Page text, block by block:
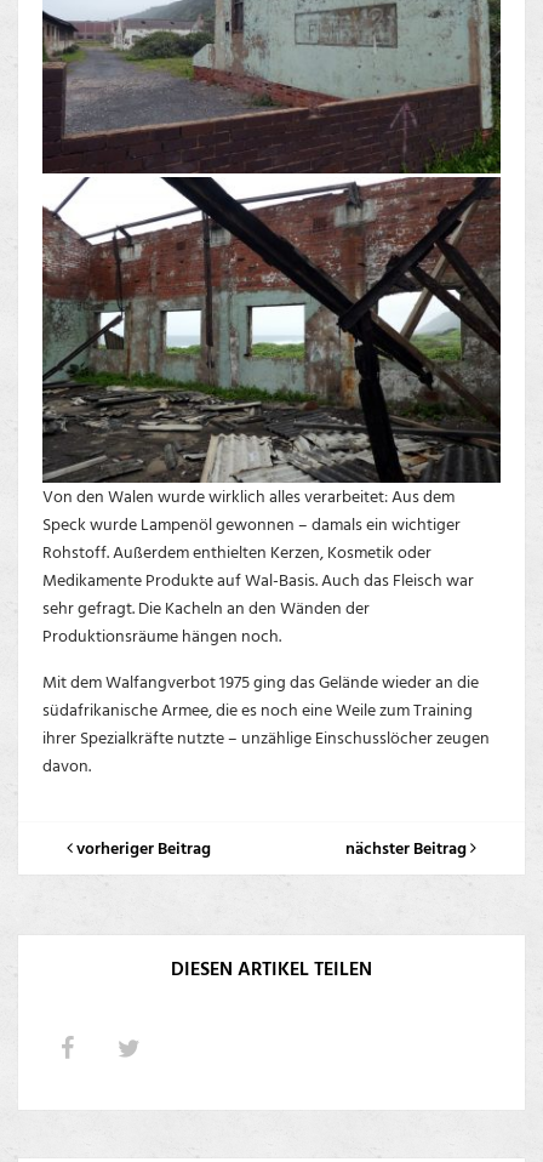
Von den Walen wurde wirklich alles verarbeitet: Aus dem
Speck wurde Lampenöl gewonnen – damals ein wichtiger
Rohstoff. Außerdem enthielten Kerzen, Kosmetik oder
Medikamente Produkte auf Wal-Basis. Auch das Fleisch war
sehr gefragt. Die Kacheln an den Wänden der
Produktionsräume hängen noch.
Mit dem Walfangverbot 1975 ging das Gelände wieder an die
südafrikanische Armee, die es noch eine Weile zum Training
ihrer Spezialkräfte nutzte – unzählige Einschusslöcher zeugen
davon.
vorheriger Beitrag nächster Beitrag
DIESEN ARTIKEL TEILEN